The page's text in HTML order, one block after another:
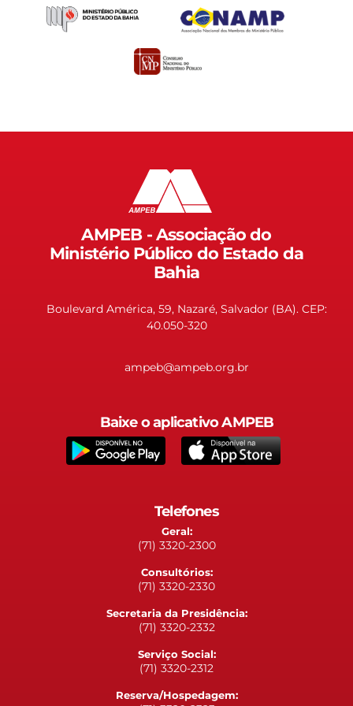
AMPEB - Associação do
Ministério Público do Estado da
Bahia
Boulevard América, 59, Nazaré, Salvador (BA). CEP:
40.050-320
ampeb@ampeb.org.br
Baixe o aplicativo AMPEB
Telefones
Geral:
(71) 3320-2300
Consultórios:
(71) 3320-2330
Secretaria da Presidência:
(71) 3320-2332
Serviço Social:
(71) 3320-2312
Reserva/Hospedagem: